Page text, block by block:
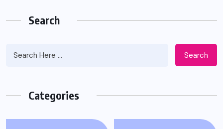
Search
Search
Categories